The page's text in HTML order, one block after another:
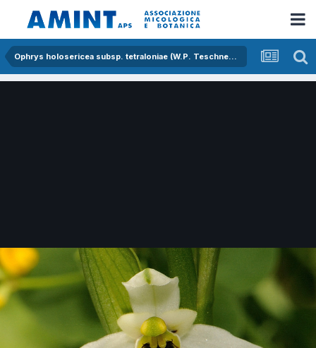
Ophrys holosericea subsp. tetraloniae (W.P. Teschner) Kreutz